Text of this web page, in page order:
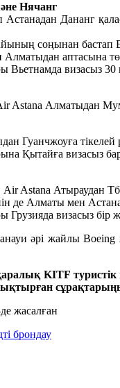
Нячанг
Дананг
соңынан
Алматыдан аптасына
Вьетнамда визасыз 30
Astana Алматыдан
Гуанчжоуға
Қытайға визасыз
Astana Атыраудан
де Алматы мен
Грузияда визасыз бір
әрі жайлы
KITF
жасалған
брондау